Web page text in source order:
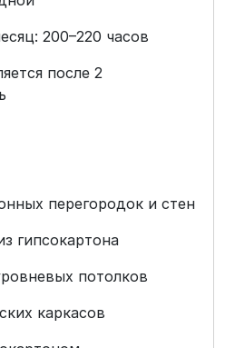
200–220 часов
после 2
перегородок и стен
гипсокартона
потолков
каркасов